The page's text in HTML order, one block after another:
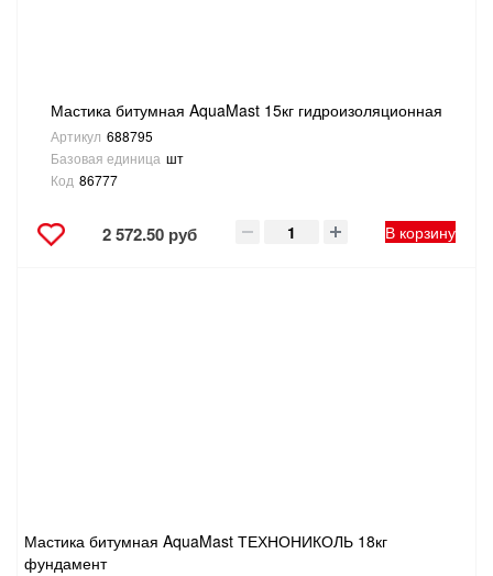
Мастика битумная AquaMast 15кг гидроизоляционная
Артикул 688795
Базовая единица шт
Код 86777
2 572.50 руб В корзину
Мастика битумная AquaMast ТЕХНОНИКОЛЬ 18кг
фундамент